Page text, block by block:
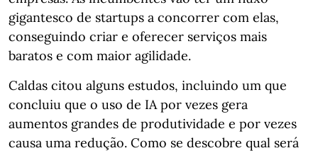
gigantesco de startups a concorrer com elas,
conseguindo criar e oferecer serviços mais
baratos e com maior agilidade.
Caldas citou alguns estudos, incluindo um que
concluiu que o uso de IA por vezes gera
aumentos grandes de produtividade e por vezes
causa uma redução. Como se descobre qual será